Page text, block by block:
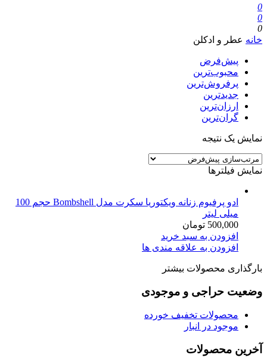
0
0
0
خانه عطر و ادکلن
پیش‌فرض
محبوب‌ترین
پرفروش‌ترین
جدیدترین
ارزان‌ترین
گران‌ترین
نمایش یک نتیجه
نمایش فیلترها
ادو پرفیوم زنانه ویکتوریا سکرت مدل Bombshell حجم 100
میلی لیتر
500,000 تومان
افزودن به سبد خرید
افزودن به علاقه مندی ها
بارگذاری محصولات بیشتر
وضعیت حراجی و موجودی
محصولات تخفیف خورده
موجود در انبار
آخرین محصولات